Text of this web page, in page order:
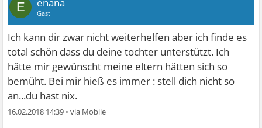
E enana
Gast
Ich kann dir zwar nicht weiterhelfen aber ich finde es
total schön dass du deine tochter unterstützt. Ich
hätte mir gewünscht meine eltern hätten sich so
bemüht. Bei mir hieß es immer : stell dich nicht so
an...du hast nix.
16.02.2018 14:39 •